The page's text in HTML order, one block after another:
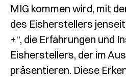
MIG kommen wird, mit
des Eisherstellers
+“, die Erfahrungen und
Eisherstellers, der im
präsentieren. Diese